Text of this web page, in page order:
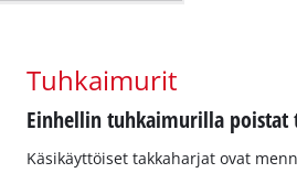
Tuhkaimurit
Einhellin tuhkaimurilla poistat
Käsikäyttöiset takkaharjat ovat